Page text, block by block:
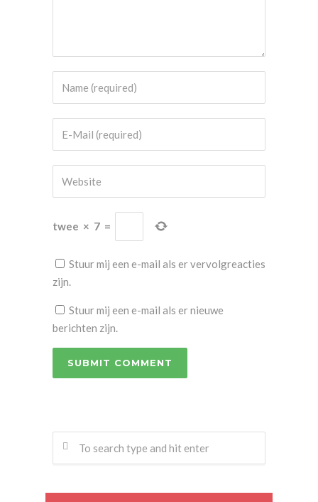
twee × 7 =
Stuur mij een e-mail als er vervolgreacties
zijn.
Stuur mij een e-mail als er nieuwe
berichten zijn.